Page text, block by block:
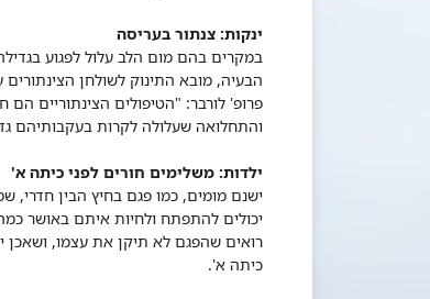
ינקות: צנתור בעריסה
במקרים בהם מום הלב עלול לפגוע
הבעיה, מובא התינוק לשולחן
פרופ' לורבר: "הטיפולים הצינתוריים
והתחלואה שעלולה לקרות בעקבותיהם
ילדות: משלימים חורים לפני כיתה א'
ישנם מומים, כמו פגם בחיץ הבין חדרי,
יכולים להתפתח ולחיות איתם באושר
רואים שהפגם לא תיקן את עצמו, ושאכן
כיתה א'.